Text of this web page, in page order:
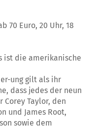
70 Euro, 20 Uhr, 18
ist die amerikanische
ung gilt als ihr
dass jedes der neun
Corey Taylor, den
und James Root,
sowie dem